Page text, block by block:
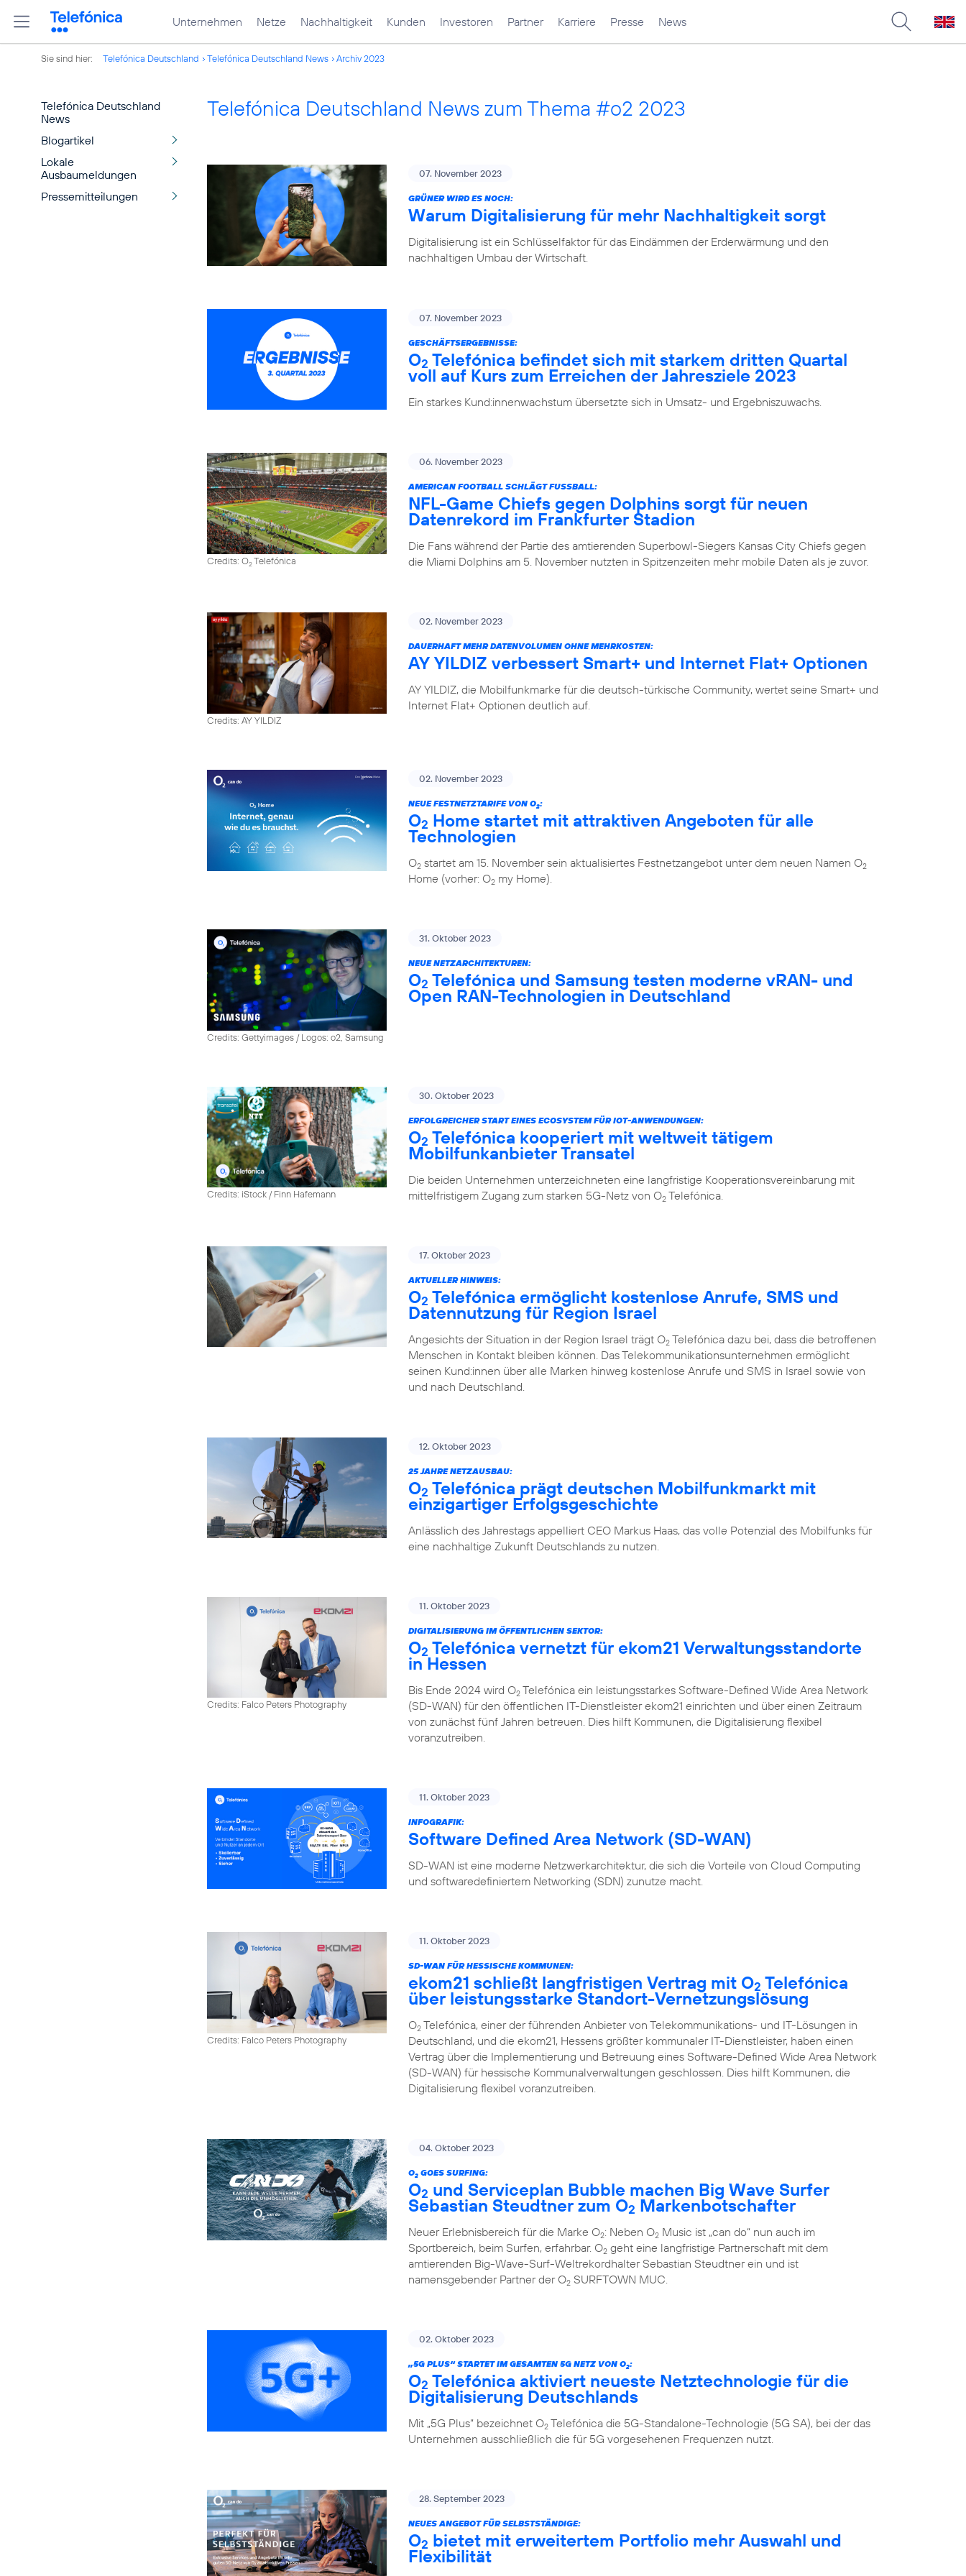
Unternehmen Netze Nachhaltigkeit Kunden Investoren Partner Karriere Presse News
Sie sind hier: Telefónica Deutschland Telefónica Deutschland News Archiv 2023
Telefónica Deutschland
News
Blogartikel
Lokale
Ausbaumeldungen
Pressemitteilungen
Telefónica Deutschland News zum Thema #o2 2023
07. November 2023
GRÜNER WIRD ES NOCH:
Warum Digitalisierung für mehr Nachhaltigkeit sorgt
Digitalisierung ist ein Schlüsselfaktor für das Eindämmen der Erderwärmung und den
nachhaltigen Umbau der Wirtschaft.
07. November 2023
GESCHÄFTSERGEBNISSE:
O2 Telefónica befindet sich mit starkem dritten Quartal
voll auf Kurs zum Erreichen der Jahresziele 2023
Ein starkes Kund:innenwachstum übersetzte sich in Umsatz- und Ergebniszuwachs.
Credits: O2Telefónica
06. November 2023
AMERICAN FOOTBALL SCHLÄGT FUSSBALL:
NFL-Game Chiefs gegen Dolphins sorgt für neuen
Datenrekord im Frankfurter Stadion
Die Fans während der Partie des amtierenden Superbowl-Siegers Kansas City Chiefs gegen
die Miami Dolphins am 5. November nutzten in Spitzenzeiten mehr mobile Daten als je zuvor.
Credits: AY YILDIZ
02. November 2023
DAUERHAFT MEHR DATENVOLUMEN OHNE MEHRKOSTEN:
AY YILDIZ verbessert Smart+ und Internet Flat+ Optionen
AY YILDIZ, die Mobilfunkmarke für die deutsch-türkische Community, wertet seine Smart+ und
Internet Flat+ Optionen deutlich auf.
02. November 2023
NEUE FESTNETZTARIFE VON O2:
O2 Home startet mit attraktiven Angeboten für alle
Technologien
O2 startet am 15. November sein aktualisiertes Festnetzangebot unter dem neuen Namen O2
Home (vorher: O2 my Home).
Credits: Gettyimages / Logos: o2, Samsung
31. Oktober 2023
NEUE NETZARCHITEKTUREN:
O2 Telefónica und Samsung testen moderne vRAN- und
Open RAN-Technologien in Deutschland
Credits: iStock / Finn Hafemann
30. Oktober 2023
ERFOLGREICHER START EINES ECOSYSTEM FÜR IOT-ANWENDUNGEN:
O2 Telefónica kooperiert mit weltweit tätigem
Mobilfunkanbieter Transatel
Die beiden Unternehmen unterzeichneten eine langfristige Kooperationsvereinbarung mit
mittelfristigem Zugang zum starken 5G-Netz von O2 Telefónica.
17. Oktober 2023
AKTUELLER HINWEIS:
O2 Telefónica ermöglicht kostenlose Anrufe, SMS und
Datennutzung für Region Israel
Angesichts der Situation in der Region Israel trägt O2 Telefónica dazu bei, dass die betroffenen
Menschen in Kontakt bleiben können. Das Telekommunikations­unternehmen ermöglicht
seinen Kund:innen über alle Marken hinweg kostenlose Anrufe und SMS in Israel sowie von
und nach Deutschland.
12. Oktober 2023
25 JAHRE NETZAUSBAU:
O2 Telefónica prägt deutschen Mobilfunkmarkt mit
einzigartiger Erfolgsgeschichte
Anlässlich des Jahrestags appelliert CEO Markus Haas, das volle Potenzial des Mobilfunks für
eine nachhaltige Zukunft Deutschlands zu nutzen.
Credits: Falco Peters Photography
11. Oktober 2023
DIGITALISIERUNG IM ÖFFENTLICHEN SEKTOR:
O2 Telefónica vernetzt für ekom21 Verwaltungsstandorte
in Hessen
Bis Ende 2024 wird O2 Telefónica ein leistungsstarkes Software-Defined Wide Area Network
(SD-WAN) für den öffentlichen IT-Dienstleister ekom21 einrichten und über einen Zeitraum
von zunächst fünf Jahren betreuen. Dies hilft Kommunen, die Digitalisierung flexibel
voranzutreiben.
11. Oktober 2023
INFOGRAFIK:
Software Defined Area Network (SD-WAN)
SD-WAN ist eine moderne Netzwerkarchitektur, die sich die Vorteile von Cloud Computing
und softwaredefiniertem Networking (SDN) zunutze macht.
Credits: Falco Peters Photography
11. Oktober 2023
SD-WAN FÜR HESSISCHE KOMMUNEN:
ekom21 schließt langfristigen Vertrag mit O2 Telefónica
über leistungsstarke Standort-Vernetzungslösung
O2 Telefónica, einer der führenden Anbieter von Telekommunikations- und IT-Lösungen in
Deutschland, und die ekom21, Hessens größter kommunaler IT-Dienstleister, haben einen
Vertrag über die Implementierung und Betreuung eines Software-Defined Wide Area Network
(SD-WAN) für hessische Kommunalverwaltungen geschlossen. Dies hilft Kommunen, die
Digitalisierung flexibel voranzutreiben.
04. Oktober 2023
O2 GOES SURFING:
O2 und Serviceplan Bubble machen Big Wave Surfer
Sebastian Steudtner zum O2 Markenbotschafter
Neuer Erlebnisbereich für die Marke O2: Neben O2 Music ist „can do“ nun auch im
Sportbereich, beim Surfen, erfahrbar. O2 geht eine langfristige Partnerschaft mit dem
amtierenden Big-Wave-Surf-Weltrekordhalter Sebastian Steudtner ein und ist
namensgebender Partner der O2 SURFTOWN MUC.
02. Oktober 2023
„5G PLUS“ STARTET IM GESAMTEN 5G NETZ VON O2:
O2 Telefónica aktiviert neueste Netztechnologie für die
Digitalisierung Deutschlands
Mit „5G Plus“ bezeichnet O2 Telefónica die 5G-Standalone-Technologie (5G SA), bei der das
Unternehmen ausschließlich die für 5G vorgesehenen Frequenzen nutzt.
28. September 2023
NEUES ANGEBOT FÜR SELBSTSTÄNDIGE:
O2 bietet mit erweitertem Portfolio mehr Auswahl und
Flexibilität